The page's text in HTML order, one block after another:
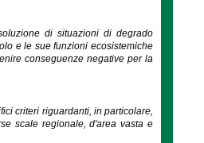
di situazioni di degrado
e le sue funzioni ecosistemiche
conseguenze negative per la
criteri riguardanti, in particolare,
scale regionale, d'area vasta e